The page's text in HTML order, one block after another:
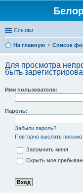
Ссылки
На главную
Список
Для просмотра
быть
Имя пользователя:
Пароль:
Забыли пароль?
Повторно выслать письмо
Запомнить меня
Скрыть мое